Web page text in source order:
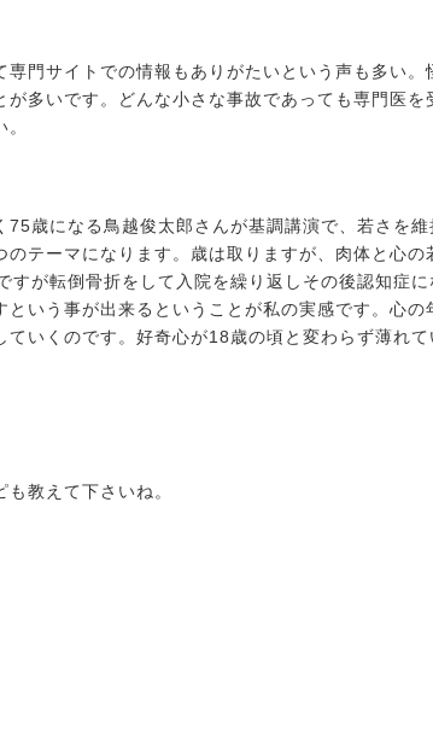
門サイトでの情報もありがたいという声も多い
多いです。どんな小さな事故であっても専門医
歳になる鳥越俊太郎さんが基調講演で、若さを
テーマになります。歳は取りますが、肉体と心
が転倒骨折をして入院を繰り返しその後認知症
いう事が出来るということが私の実感です。心
いくのです。好奇心が18歳の頃と変わらず薄れ
教えて下さいね。